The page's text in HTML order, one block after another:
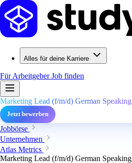
Alles für deine Karriere
Für ArbeitgeberJob finden
Marketing Lead (f/m/d) German Speaking
Jetzt bewerben
Jobbörse
Unternehmen
Atlas Metrics
Marketing Lead (f/m/d) German Speaking